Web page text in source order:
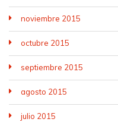
noviembre 2015
octubre 2015
septiembre 2015
agosto 2015
julio 2015